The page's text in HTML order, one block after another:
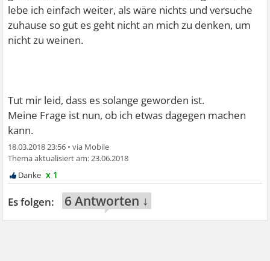
lebe ich einfach weiter, als wäre nichts und versuche
zuhause so gut es geht nicht an mich zu denken, um
nicht zu weinen.
Tut mir leid, dass es solange geworden ist.
Meine Frage ist nun, ob ich etwas dagegen machen
kann.
18.03.2018 23:56 •
23.06.2018
x 1
6 Antworten ↓